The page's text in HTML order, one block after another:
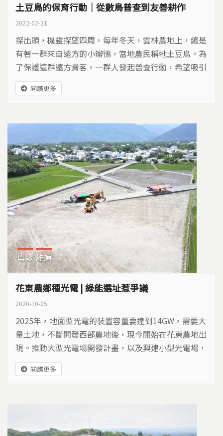
土豆鳥的保育行動│從數鳥普查到友善耕作
2022-02-21
探出頭，機靈探望四周，每年冬天，雲林農地上，總是
有著一群來自遠方的小辮鴴，當地農民稱牠土豆鳥。為
了保護這群遠方貴客，一群人發起普查行動，希望吸引
更多人關注，改善農業環境，讓牠們安心的棲息居住。
閱讀更多
開發 能源
花東農鄉種光電 | 綠能選址惹爭議
2020-10-05
2025年，地面型光電的裝置容量要達到14GW，需要大
量土地，不斷開發西部農地後，現今開始在花東農地出
現。推動大型光電場開發計畫，以及興建小型光電場，
陸續引發爭議，一起關心花東農地光電的問題。
閱讀更多